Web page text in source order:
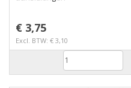
€ 3,75
Excl. BTW: € 3,10